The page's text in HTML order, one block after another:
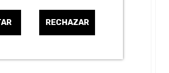
RECHAZAR
8x8,3x5,5cm verde 2un